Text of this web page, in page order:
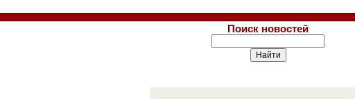
Поиск новостей